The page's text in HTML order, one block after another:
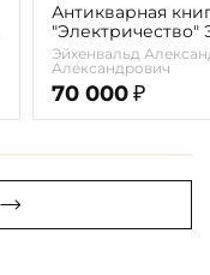
Антикварная
"Электричество"
А.А. 1913г.
Эйхенвальд
Александрович
70 000 ₽